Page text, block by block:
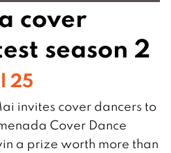
cover
season 2
25
invites cover dancers to
Cover Dance
a prize worth more than